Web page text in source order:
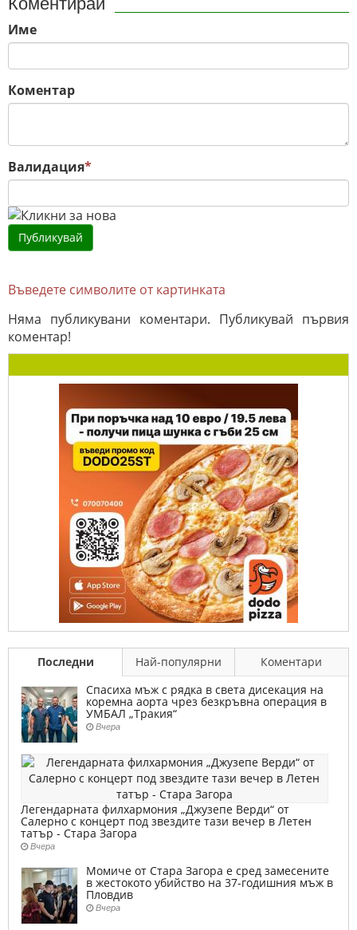
Коментирай
Име
Коментар
Валидация*
Въведете символите от картинката
Няма публикувани коментари. Публикувай първия
коментар!
Последни Най-популярни
Коментари
Спасиха мъж с рядка в света дисекация на
коремна аорта чрез безкръвна операция в
УМБАЛ „Тракия“
Вчера
Легендарната филхармония „Джузепе Верди“ от
Салерно с концерт под звездите тази вечер в Летен
татър - Стара Загора
Вчера
Момиче от Стара Загора е сред замесените
в жестокото убийство на 37-годишния мъж в
Пловдив
Вчера